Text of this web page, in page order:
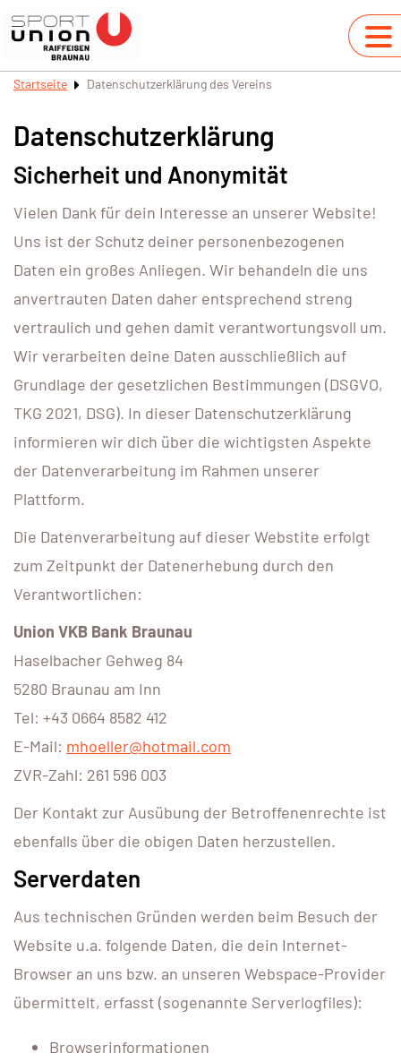
Startseite Datenschutzerklärung des Vereins
Datenschutzerklärung
Sicherheit und Anonymität
Vielen Dank für dein Interesse an unserer Website!
Uns ist der Schutz deiner personenbezogenen
Daten ein großes Anliegen. Wir behandeln die uns
anvertrauten Daten daher entsprechend streng
vertraulich und gehen damit verantwortungsvoll um.
Wir verarbeiten deine Daten ausschließlich auf
Grundlage der gesetzlichen Bestimmungen (DSGVO,
TKG 2021, DSG). In dieser Datenschutzerklärung
informieren wir dich über die wichtigsten Aspekte
der Datenverarbeitung im Rahmen unserer
Plattform.
Die Datenverarbeitung auf dieser Webstite erfolgt
zum Zeitpunkt der Datenerhebung durch den
Verantwortlichen:
Union VKB Bank Braunau
Haselbacher Gehweg 84
5280 Braunau am Inn
Tel: +43 0664 8582 412
E-Mail: mhoeller@hotmail.com
ZVR-Zahl: 261 596 003
Der Kontakt zur Ausübung der Betroffenenrechte ist
ebenfalls über die obigen Daten herzustellen.
Serverdaten
Aus technischen Gründen werden beim Besuch der
Website u.a. folgende Daten, die dein Internet-
Browser an uns bzw. an unseren Webspace-Provider
übermittelt, erfasst (sogenannte Serverlogfiles):
Browserinformationen